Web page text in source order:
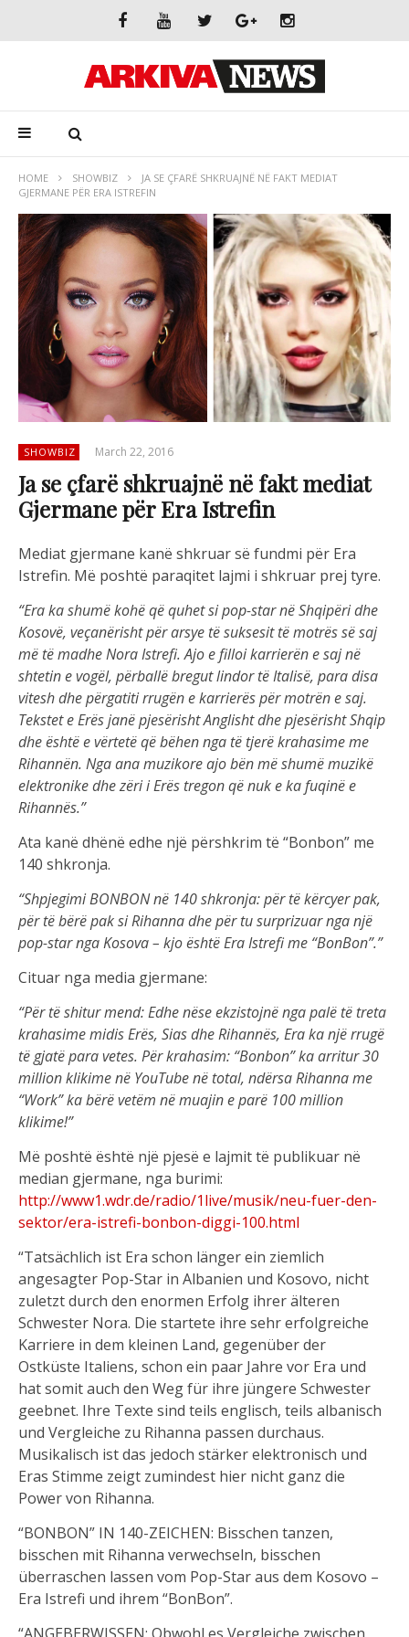
HOME SHOWBIZ
JA SE ÇFARË SHKRUAJNË NË FAKT MEDIAT
GJERMANE PËR ERA ISTREFIN
SHOWBIZ March 22, 2016
Ja se çfarë shkruajnë në fakt mediat
Gjermane për Era Istrefin
Mediat gjermane kanë shkruar së fundmi për Era
Istrefin. Më poshtë paraqitet lajmi i shkruar prej tyre.
“Era ka shumë kohë që quhet si pop-star në Shqipëri dhe
Kosovë, veçanërisht për arsye të suksesit të motrës së saj
më të madhe Nora Istrefi. Ajo e filloi karrierën e saj në
shtetin e vogël, përballë bregut lindor të Italisë, para disa
vitesh dhe përgatiti rrugën e karrierës për motrën e saj.
Tekstet e Erës janë pjesërisht Anglisht dhe pjesërisht Shqip
dhe është e vërtetë që bëhen nga të tjerë krahasime me
Rihannën. Nga ana muzikore ajo bën më shumë muzikë
elektronike dhe zëri i Erës tregon që nuk e ka fuqinë e
Rihannës.”
Ata kanë dhënë edhe një përshkrim të “Bonbon” me
140 shkronja.
“Shpjegimi BONBON në 140 shkronja: për të kërcyer pak,
për të bërë pak si Rihanna dhe për tu surprizuar nga një
pop-star nga Kosova – kjo është Era Istrefi me “BonBon”.”
Cituar nga media gjermane:
“Për të shitur mend: Edhe nëse ekzistojnë nga palë të treta
krahasime midis Erës, Sias dhe Rihannës, Era ka një rrugë
të gjatë para vetes. Për krahasim: “Bonbon” ka arritur 30
million klikime në YouTube në total, ndërsa Rihanna me
“Work” ka bërë vetëm në muajin e parë 100 million
klikime!”
Më poshtë është një pjesë e lajmit të publikuar në
median gjermane, nga burimi:
http://www1.wdr.de/radio/1live/musik/neu-fuer-den-
sektor/era-istrefi-bonbon-diggi-100.html
“Tatsächlich ist Era schon länger ein ziemlich
angesagter Pop-Star in Albanien und Kosovo, nicht
zuletzt durch den enormen Erfolg ihrer älteren
Schwester Nora. Die startete ihre sehr erfolgreiche
Karriere in dem kleinen Land, gegenüber der
Ostküste Italiens, schon ein paar Jahre vor Era und
hat somit auch den Weg für ihre jüngere Schwester
geebnet. Ihre Texte sind teils englisch, teils albanisch
und Vergleiche zu Rihanna passen durchaus.
Musikalisch ist das jedoch stärker elektronisch und
Eras Stimme zeigt zumindest hier nicht ganz die
Power von Rihanna.
“BONBON” IN 140-ZEICHEN: Bisschen tanzen,
bisschen mit Rihanna verwechseln, bisschen
überraschen lassen vom Pop-Star aus dem Kosovo –
Era Istrefi und ihrem “BonBon”.